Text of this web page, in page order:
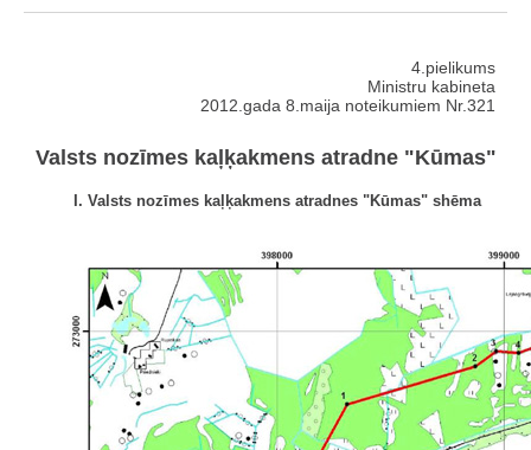
4.pielikums
Ministru kabineta
2012.gada 8.maija noteikumiem Nr.321
Valsts nozīmes kaļķakmens atradne "Kūmas"
I. Valsts nozīmes kaļķakmens atradnes "Kūmas" shēma